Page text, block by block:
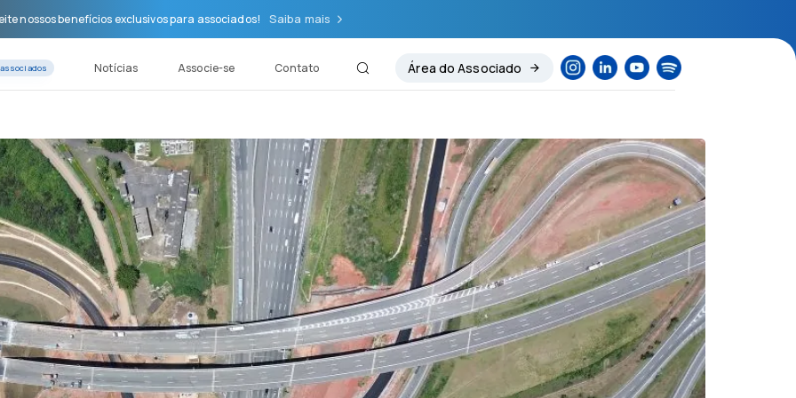
nossos benefícios exclusivos para associados! Saiba mais
Notícias Associe-se Contato Área do Associado